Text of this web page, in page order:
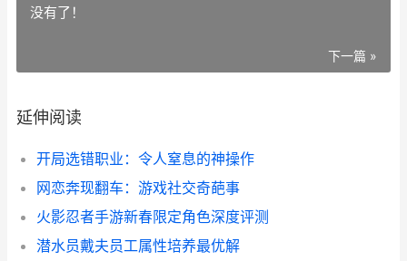
没有了！
下一篇 »
延伸阅读
开局选错职业：令人窒息的神操作
网恋奔现翻车：游戏社交奇葩事
火影忍者手游新春限定角色深度评测
潜水员戴夫员工属性培养最优解